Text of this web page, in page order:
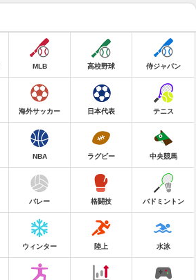
MLB 高校野球 侍ジャパン
海外サッカー 日本代表 テニス
NBA ラグビー 中央競馬
バレー 格闘技 バドミントン
ウィンター 陸上 水泳